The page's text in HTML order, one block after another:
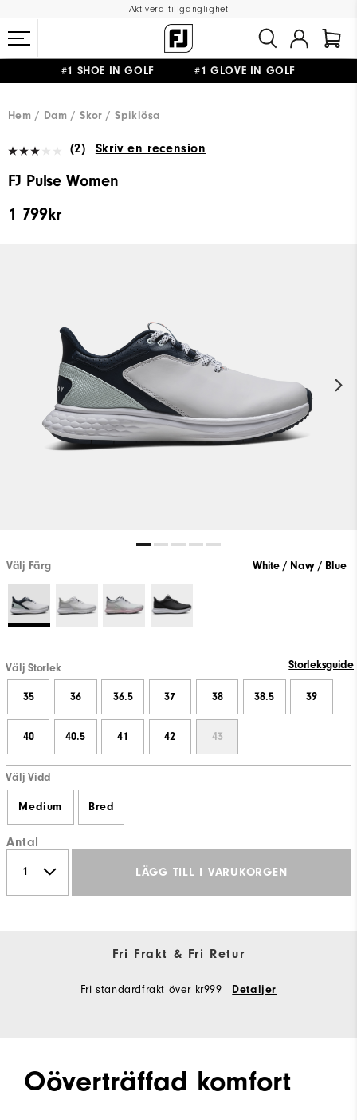
Aktivera tillgänglighet
#1 SHOE IN GOLF #1 GLOVE IN GOLF
Hem
Dam Skor Spiklösa
(2) Skriv en recension
FJ Pulse Women
1 799kr
Välj Färg White / Navy / Blue
Välj Storlek Storleksguide
35 36 36.5 37 38 38.5 39
40 40.5 41 42 43
Välj Vidd
Medium Bred
Antal
LÄGG TILL I VARUKORGEN
Fri Frakt & Fri Retur
Fri standardfrakt över kr999 Detaljer
Oöverträffad komfort